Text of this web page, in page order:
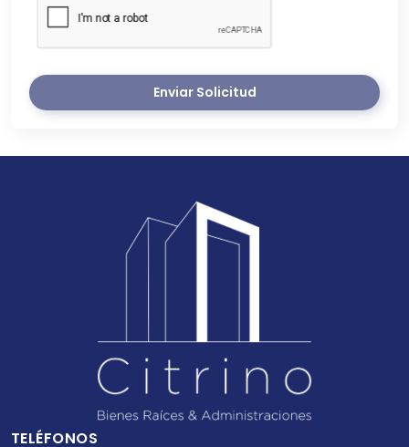
Enviar Solicitud
TELÉFONOS